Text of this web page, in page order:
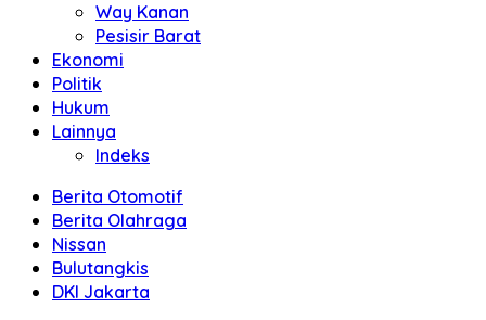
Way Kanan
Pesisir Barat
Ekonomi
Politik
Hukum
Lainnya
Indeks
Berita Otomotif
Berita Olahraga
Nissan
Bulutangkis
DKI Jakarta